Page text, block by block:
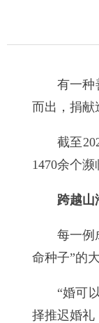
有一种
而出，捐献
截至
1470余个濒
跨越山
每一例
命种子”的
“婚可
择推迟婚礼